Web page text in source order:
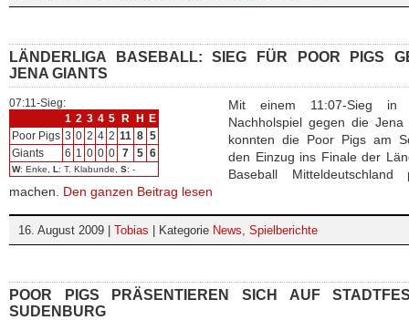
LÄNDERLIGA BASEBALL: SIEG FÜR POOR PIGS
JENA GIANTS
07:11-Sieg:
1 2 3 4 5 R H
E
Poor Pigs 3 0 2 4 2 11 8 5
Giants
6 1 0 0 0 7 5 6
W: Enke, L : T. Klabunde, S: -
Mit einem 11:07-Sieg in
Nachholspiel gegen die Jena
konnten die Poor Pigs am
den Einzug ins Finale der
Baseball Mitteldeutschland
machen. Den ganzen Beitrag lesen
16. August 2009 | Tobias | Kategorie News, Spielberichte
POOR PIGS PRÄSENTIEREN SICH AUF
SUDENBURG